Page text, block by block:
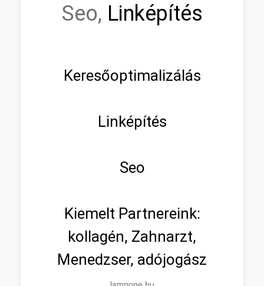
Seo, Linképítés
Keresőoptimalizálás
Linképítés
Seo
Kiemelt Partnereink:
kollagén, Zahnarzt,
Menedzser, adójogász
lampone.hu